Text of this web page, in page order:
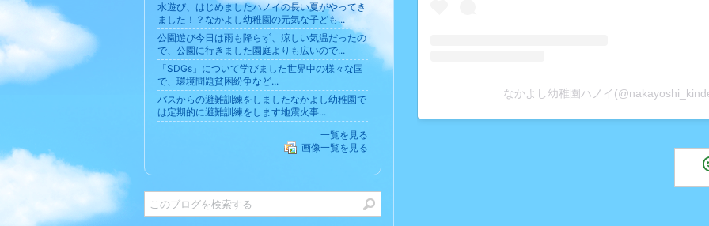
なかよし幼稚園ハノイ
水遊び、はじめましたハノイの長い夏がやってき
ました！？なかよし幼稚園の元気な子ども...
公園遊び今日は雨も降らず、涼しい気温だったの
で、公園に行きました園庭よりも広いので...
「SDGs」について学びました世界中の様々な国
で、環境問題貧困紛争など...
バスからの避難訓練をしましたなかよし幼稚園で
は定期的に避難訓練をします地震火事...
一覧を見る
画像一覧を見る